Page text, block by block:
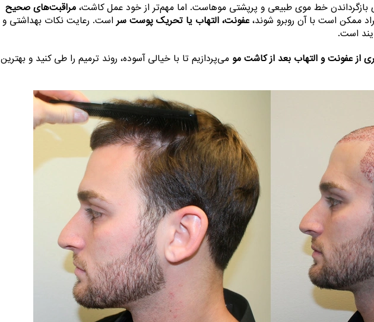
خط موی طبیعی و پرپشتی موهاست. اما مهم‌تر از خود عمل کاشت، مراقبت‌های صحیح
ممکن است با آن روبرو شوند،عفونت، التهاب یا تحریک پوست سر است. رعایت نکات بهداشتی و
است.
از عفونت و التهاب بعد از کاشت مو می‌پردازیم تا با خیالی آسوده، روند ترمیم را طی کنید و بهترین